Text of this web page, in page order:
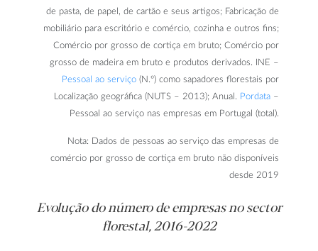
de pasta, de papel, de cartão e seus artigos; Fabricação de
mobiliário para escritório e comércio, cozinha e outros fins;
Comércio por grosso de cortiça em bruto; Comércio por
grosso de madeira em bruto e produtos derivados. INE –
Pessoal ao serviço (N.º) como sapadores florestais por
Localização geográfica (NUTS – 2013); Anual. Pordata –
Pessoal ao serviço nas empresas em Portugal (total).
Nota: Dados de pessoas ao serviço das empresas de
comércio por grosso de cortiça em bruto não disponíveis
desde 2019
Evolução do número de empresas no sector
florestal, 2016-2022